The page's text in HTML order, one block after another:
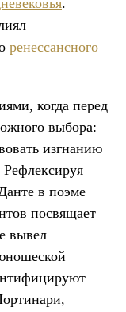
.
ренессансного
когда перед
выбора:
изгнанию
в поэме
посвящает
вывел